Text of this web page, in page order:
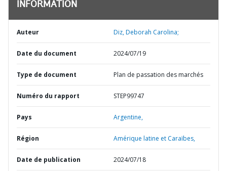
INFORMATION
Auteur Diz, Deborah Carolina;
Date du document 2024/07/19
Type de document Plan de passation des marchés
Numéro du rapport STEP99747
Pays Argentine,
Région Amérique latine et Caraïbes,
Date de publication 2024/07/18